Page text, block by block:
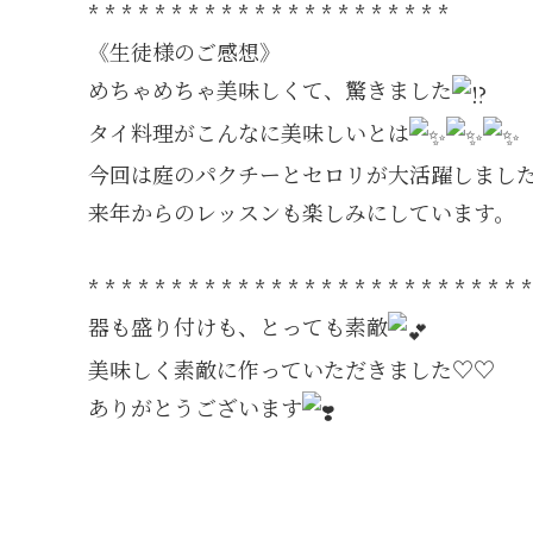
* * * * * * * * * * * * * * * * * * * * * *
《生徒様のご感想》
めちゃめちゃ美味しくて、驚きました
タイ料理がこんなに美味しいとは
今回は庭のパクチーとセロリが大活躍しました
来年からのレッスンも楽しみにしています。
* * * * * * * * * * * * * * * * * * * * * * * * * *
器も盛り付けも、とっても素敵
美味しく素敵に作っていただきました♡♡
ありがとうございます